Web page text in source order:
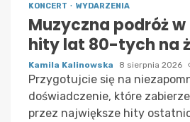
KONCERT WYDARZENIA
Muzyczna podróż w
hity lat 80-tych na
Kamila Kalinowska 8 sierpnia 2026
Przygotujcie się na
doświadczenie, które
przez największe hity